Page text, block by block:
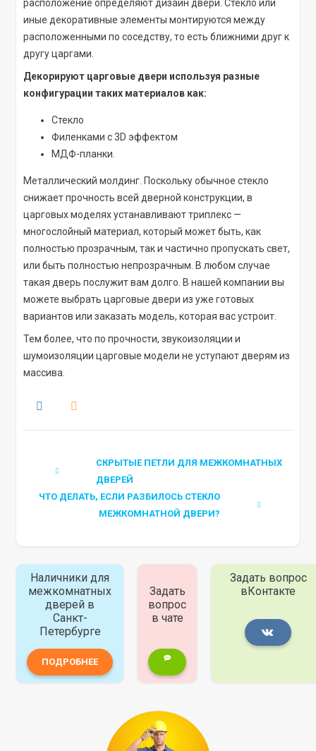
расположение определяют дизайн двери. Стекло или
иные декоративные элементы монтируются между
расположенными по соседству, то есть ближними друг к
другу царгами.
Декорируют царговые двери используя разные
конфигурации таких материалов как:
Стекло
Филенками с 3D эффектом
МДФ-планки.
Металлический молдинг. Поскольку обычное стекло
снижает прочность всей дверной конструкции, в
царговых моделях устанавливают триплекс —
многослойный материал, который может быть, как
полностью прозрачным, так и частично пропускать свет,
или быть полностью непрозрачным. В любом случае
такая дверь послужит вам долго. В нашей компании вы
можете выбрать царговые двери из уже готовых
вариантов или заказать модель, которая вас устроит.
Тем более, что по прочности, звукоизоляции и
шумоизоляции царговые модели не уступают дверям из
массива.
СКРЫТЫЕ ПЕТЛИ ДЛЯ МЕЖКОМНАТНЫХ
ДВЕРЕЙ
ЧТО ДЕЛАТЬ, ЕСЛИ РАЗБИЛОСЬ СТЕКЛО
МЕЖКОМНАТНОЙ ДВЕРИ?
Наличники для
межкомнатных
дверей в
Санкт-
Петербурге
ПОДРОБНЕЕ
Задать
вопрос
в чате
Задать вопрос
вКонтакте